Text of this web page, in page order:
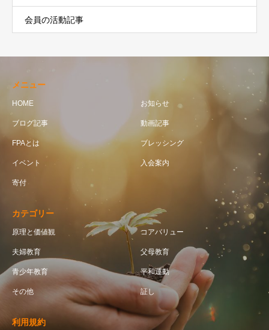
会員の活動記事
メニュー
HOME お知らせ
ブログ記事 動画記事
FPAとは ブレッシング
イベント 入会案内
寄付
カテゴリー
原理と価値観 コアバリュー
夫婦教育 父母教育
青少年教育 平和運動
その他 証し
利用規約